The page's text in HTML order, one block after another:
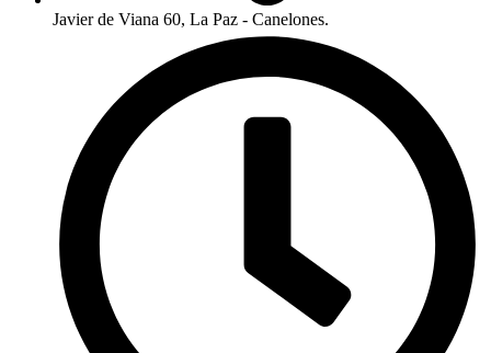
Javier de Viana 60, La Paz - Canelones.